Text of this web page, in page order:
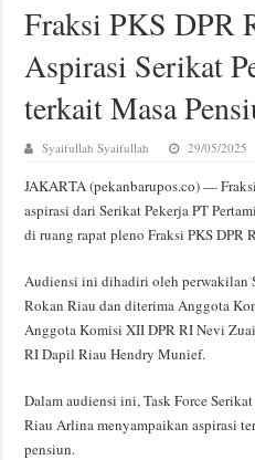
Fraksi PKS DPR
Aspirasi Serikat
terkait Masa
Syaifullah Syaifullah 29/05/2025
JAKARTA (pekanbarupos.co) —
aspirasi dari Serikat Pekerja PT
di ruang rapat pleno Fraksi PKS DPR
Audiensi ini dihadiri oleh perwakilan
Rokan Riau dan diterima Anggota
Anggota Komisi XII DPR RI Nevi
RI Dapil Riau Hendry Munief.
Dalam audiensi ini, Task Force
Riau Arlina menyampaikan aspirasi
pensiun.